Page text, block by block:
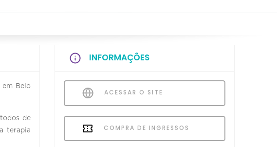
em Belo
de
terapia
INFORMAÇÕES
ACESSAR O SITE
COMPRA DE INGRESSOS